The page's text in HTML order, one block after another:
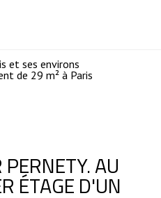
et ses environs
de 29 m² à Paris
AU
ÉTAGE D'UN